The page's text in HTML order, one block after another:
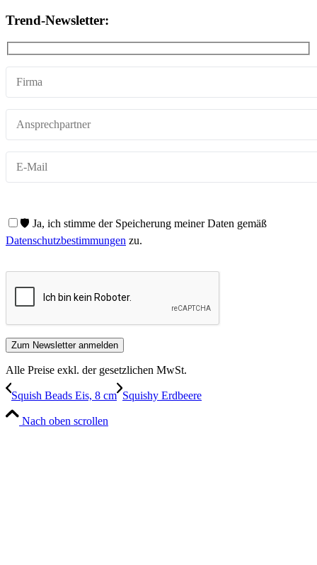
Trend-Newsletter:
🛡️ Ja, ich stimme der Speicherung meiner Daten gemäß
Datenschutzbestimmungen zu.
Alle Preise exkl. der gesetzlichen MwSt.
Squish Beads Eis, 8 cm Squishy Erdbeere
Nach oben scrollen